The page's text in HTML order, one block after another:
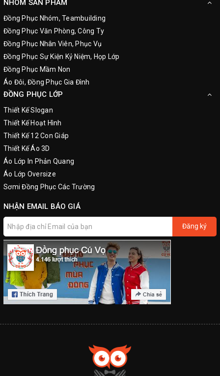
NHÓM SẢN PHẨM
Đồng Phục Nhóm, Teambuilding
Đồng Phục Văn Phòng, Công Ty
Đồng Phục Nhân Viên, Phục Vụ
Đồng Phục Sự Kiện Kỷ Niệm, Họp Lớp
Đồng Phục Mầm Non
Áo Đôi, Đồng Phục Gia Đình
ĐỒNG PHỤC LỚP
Thiết Kế Slogan
Thiết Kế Hoạt Hình
Thiết Kế 12 Con Giáp
Thiết Kế Áo 3D
Áo Lớp In Phản Quang
Áo Lớp Oversize
Sơmi Đồng Phục Các Trường
NHẬN EMAIL BÁO GIÁ
Đăng ký